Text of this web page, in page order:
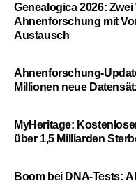
Genealogica 2026:
Ahnenforschung mit
Austausch
Ahnenforschung-
Millionen neue
MyHeritage:
über 1,5 Milliarden
Boom bei DNA-Tests: